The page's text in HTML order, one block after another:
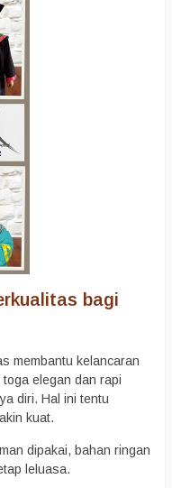
bagi
membantu kelancaran
elegan dan rapi
diri. Hal ini tentu
kuat.
dipakai, bahan ringan
leluasa.